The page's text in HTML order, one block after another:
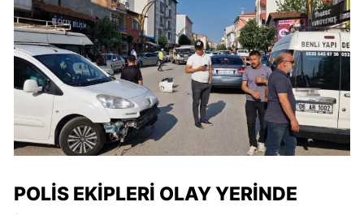
POLIS EKIPLERI OLAY YERINDE